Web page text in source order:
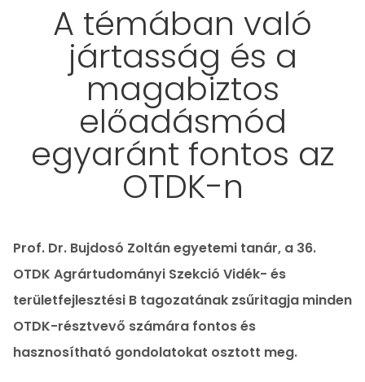
A témában való
jártasság és a
magabiztos
előadásmód
egyaránt fontos az
OTDK-n
Prof. Dr. Bujdosó Zoltán egyetemi tanár, a 36.
OTDK Agrártudományi Szekció Vidék- és
területfejlesztési B tagozatának zsűritagja minden
OTDK-résztvevő számára fontos és
hasznosítható gondolatokat osztott meg.